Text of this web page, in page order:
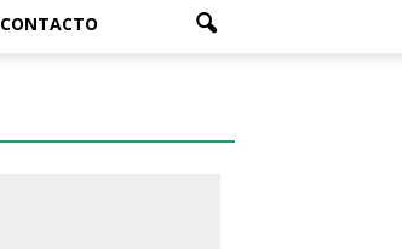
CONTACTO